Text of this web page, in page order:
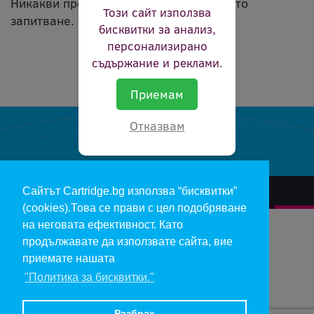
Сайтът Cartridge.bg използва “бисквитки”
(cookies).Това се прави с цел подобряване
на неговата ефективност. Като
продължавате да използвате сайта, вие
приемате нашата
"Политика за бисквитки."
запитване.
Този сайт използва
бисквитки за анализ,
персонализирано
съдържание и реклами.
Приемам
Отказвам
За нас Гаранции и рекламации Контакт Доставка
Отказ и връщане на продукти Общи условия за ползване
Изкупуване на празни касети
Цените в евро са изчислени по фиксирания курс 1 € = 1.95583 лв.